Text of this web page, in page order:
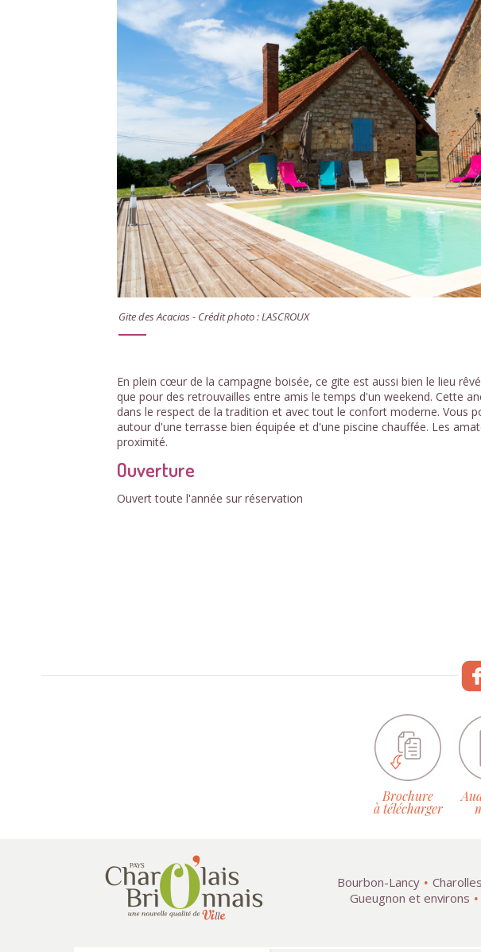
Gite des Acacias - Crédit photo : LASCROUX
En plein cœur de la campagne boisée, ce gite est aussi bien le lieu
que pour des retrouvailles entre amis le temps d'un weekend. Cette
dans le respect de la tradition et avec tout le confort moderne. Vous
autour d'une terrasse bien équipée et d'une piscine chauffée. Les
proximité.
Ouverture
Ouvert toute l'année sur réservation
Brochure
à télécharger
Bourbon-Lancy
Gueugnon et environs